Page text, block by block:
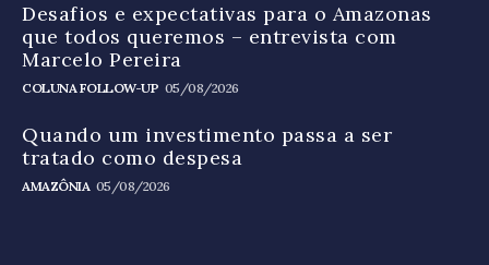
Desafios e expectativas para o Amazonas
que todos queremos – entrevista com
Marcelo Pereira
COLUNA FOLLOW-UP 05/08/2026
Quando um investimento passa a ser
tratado como despesa
AMAZÔNIA 05/08/2026